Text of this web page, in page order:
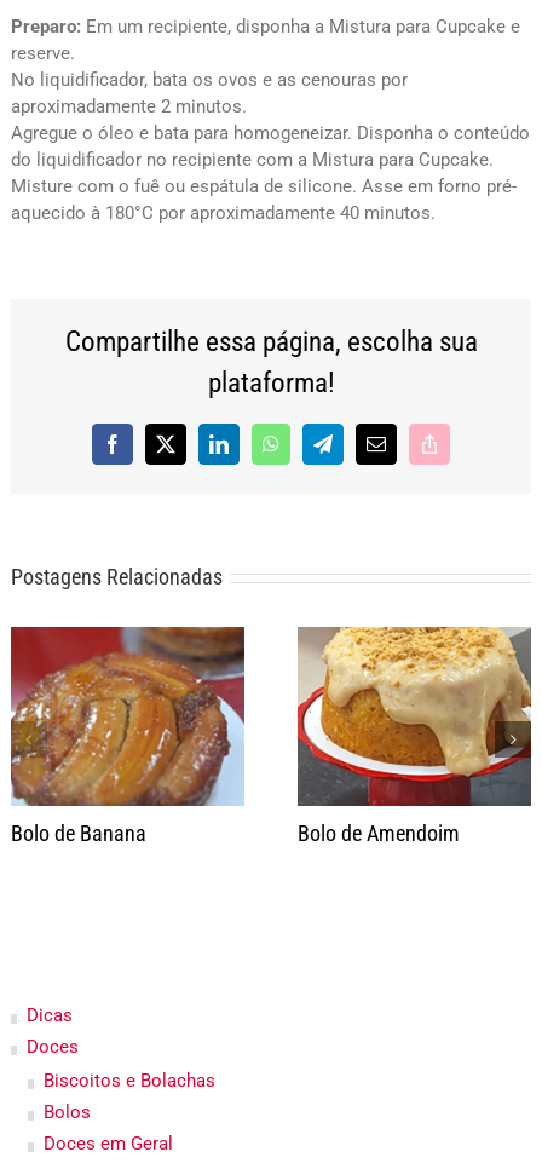
Preparo:Em um recipiente, disponha a Mistura para Cupcake e
reserve.
No liquidificador, bata os ovos e as cenouras por
aproximadamente 2 minutos.
Agregue o óleo e bata para homogeneizar. Disponha o conteúdo
do liquidificador no recipiente com a Mistura para Cupcake.
Misture com o fuê ou espátula de silicone. Asse em forno pré-
aquecido à 180°C por aproximadamente 40 minutos.
Compartilhe essa página, escolha sua
plataforma!
Facebook
X LinkedInWhatsAppTelegram
E-
Copy
Postagens Relacionadas
Bolo de Banana Bolo de Amendoim
Dicas
Doces
Biscoitos e Bolachas
Bolos
Doces em Geral